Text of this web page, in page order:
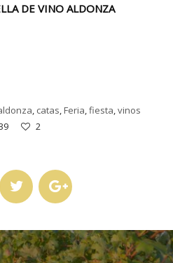
DE VINO ALDONZA
, catas,Feria,fiesta,vinos
2